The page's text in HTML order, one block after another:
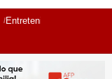
Entretenimiento